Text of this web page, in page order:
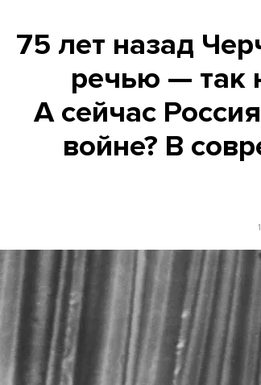
75 лет назад
речью — так
А сейчас
войне? В